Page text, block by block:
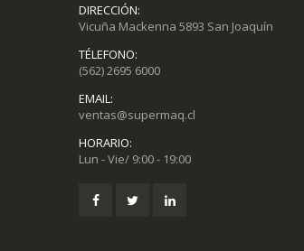
DIRECCIÓN:
Vicuña Mackenna 5893 San Joaquín
TÉLEFONO:
(562) 2695 6000
EMAIL:
ventas@supermaq.cl
HORARIO:
Lun - Vie/ 9:00 - 19:00